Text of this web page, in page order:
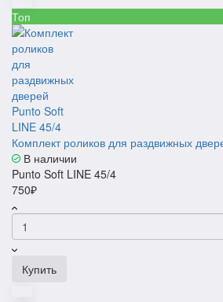
Топ
Комплект роликов для раздвижных
В наличии
Punto Soft LINE 45/4
750₽
Купить